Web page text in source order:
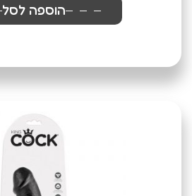
הוספה לסל